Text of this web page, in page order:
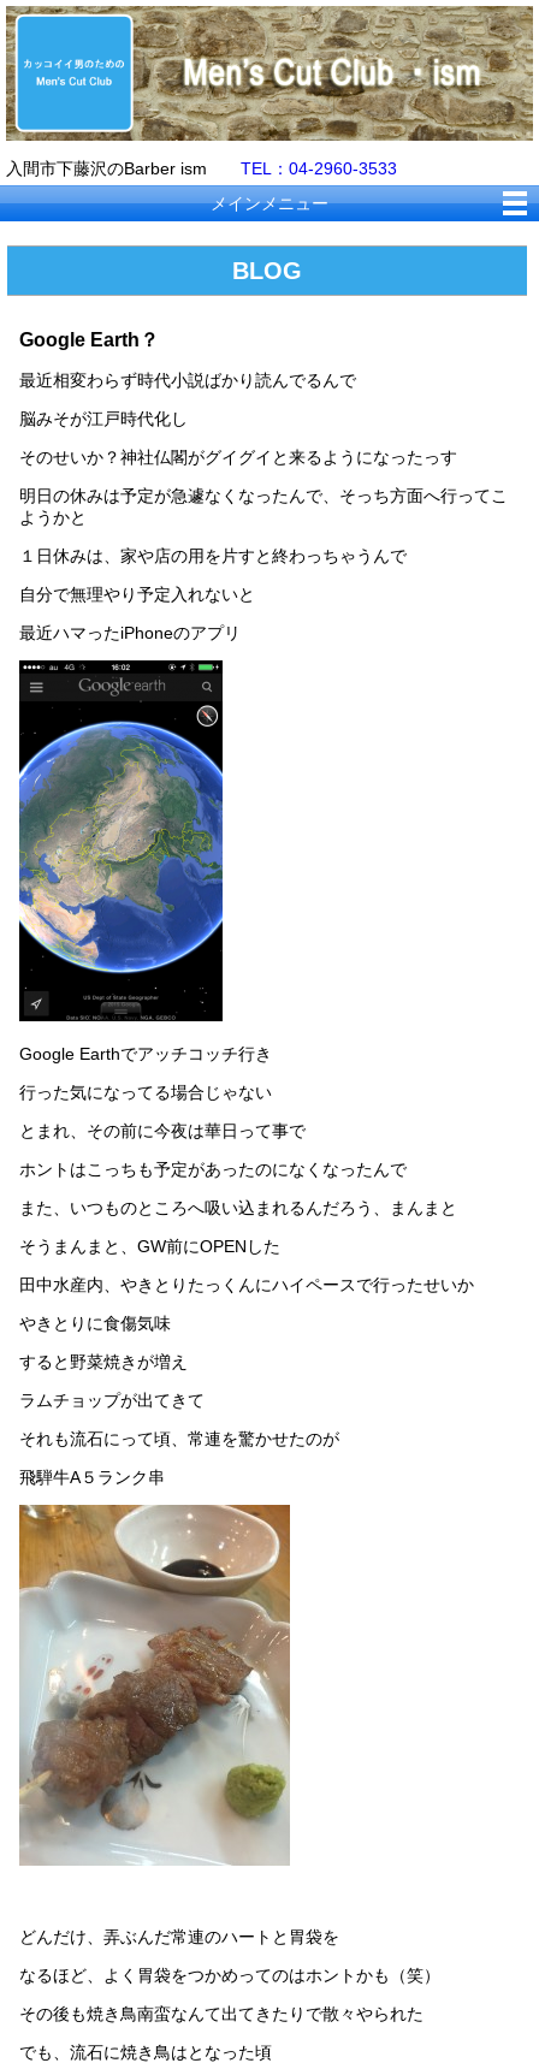
入間市下藤沢のBarber ism TEL：04-2960-3533
メインメニュー
BLOG
Google Earth？
最近相変わらず時代小説ばかり読んでるんで
脳みそが江戸時代化し
そのせいか？神社仏閣がグイグイと来るようになったっす
明日の休みは予定が急遽なくなったんで、そっち方面へ行ってこ
ようかと
１日休みは、家や店の用を片すと終わっちゃうんで
自分で無理やり予定入れないと
最近ハマったiPhoneのアプリ
Google Earthでアッチコッチ行き
行った気になってる場合じゃない
とまれ、その前に今夜は華日って事で
ホントはこっちも予定があったのになくなったんで
また、いつものところへ吸い込まれるんだろう、まんまと
そうまんまと、GW前にOPENした
田中水産内、やきとりたっくんにハイペースで行ったせいか
やきとりに食傷気味
すると野菜焼きが増え
ラムチョップが出てきて
それも流石にって頃、常連を驚かせたのが
飛騨牛A５ランク串
どんだけ、弄ぶんだ常連のハートと胃袋を
なるほど、よく胃袋をつかめってのはホントかも（笑）
その後も焼き鳥南蛮なんて出てきたりで散々やられた
でも、流石に焼き鳥はとなった頃